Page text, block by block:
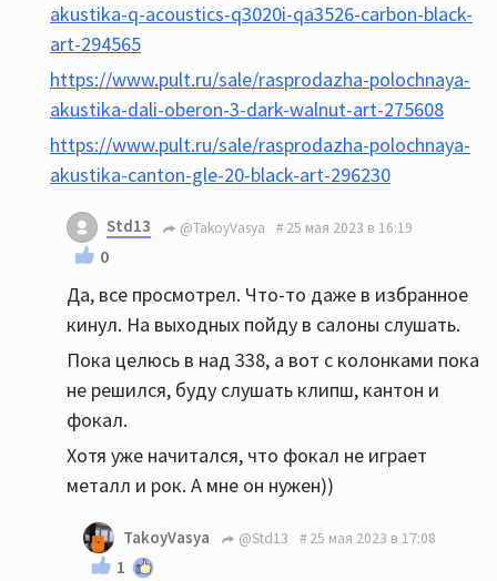
akustika-q-acoustics-q3020i-qa3526-carbon-black-
art-294565
https://www.pult.ru/sale/rasprodazha-polochnaya-
akustika-dali-oberon-3-dark-walnut-art-275608
https://www.pult.ru/sale/rasprodazha-polochnaya-
akustika-canton-gle-20-black-art-296230
Std13 @TakoyVasya 25 мая 2023 в 16:19
0
Да, все просмотрел. Что-то даже в избранное
кинул. На выходных пойду в салоны слушать.
Пока целюсь в над 338, а вот с колонками пока
не решился, буду слушать клипш, кантон и
фокал.
Хотя уже начитался, что фокал не играет
металл и рок. А мне он нужен))
TakoyVasya @Std13 25 мая 2023 в 17:08
1